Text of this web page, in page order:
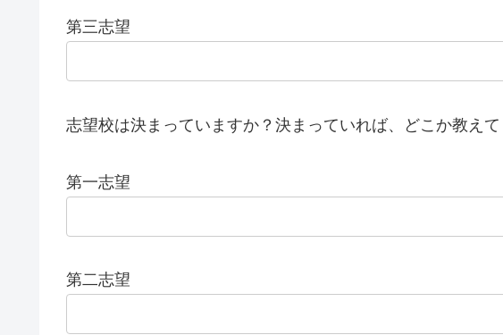
第三志望
志望校は決まっていますか？決まっていれば、どこか教え
第一志望
第二志望